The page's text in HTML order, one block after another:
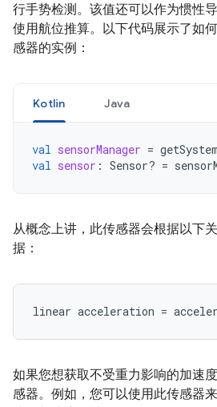
行手势检测。该值还可以作为惯性
使用航位推算。以下代码展示了如
感器的实例：
Kotlin Java
val sensorManager =
val sensor : Sensor? =
从概念上讲，此传感器会根据以下
据：
如果您想获取不受重力影响的加速
感器。例如，您可以使用此传感器